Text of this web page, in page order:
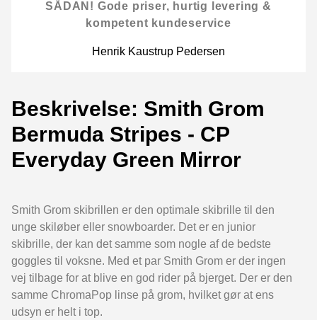
SÅDAN! Gode priser, hurtig levering &
kompetent kundeservice
Henrik Kaustrup Pedersen
Beskrivelse: Smith Grom
Bermuda Stripes - CP
Everyday Green Mirror
Smith Grom skibrillen er den optimale skibrille til den
unge skiløber eller snowboarder. Det er en junior
skibrille, der kan det samme som nogle af de bedste
goggles til voksne. Med et par Smith Grom er der ingen
vej tilbage for at blive en god rider på bjerget. Der er den
samme ChromaPop linse på grom, hvilket gør at ens
udsyn er helt i top.